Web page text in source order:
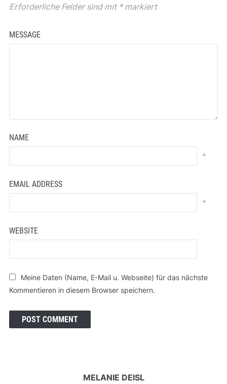
Erforderliche Felder sind mit *markiert
MESSAGE
NAME
*
EMAIL ADDRESS
*
WEBSITE
Meine Daten (Name, E-Mail u. Webseite) für das nächste
Kommentieren in diesem Browser speichern.
MELANIE DEISL